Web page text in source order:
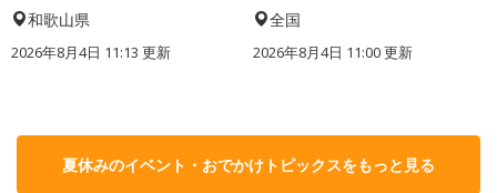
和歌山県
2026年8月4日 11:13 更新
全国
2026年8月4日 11:00更新
夏休みのイベント・おでかけトピックスをもっと見る